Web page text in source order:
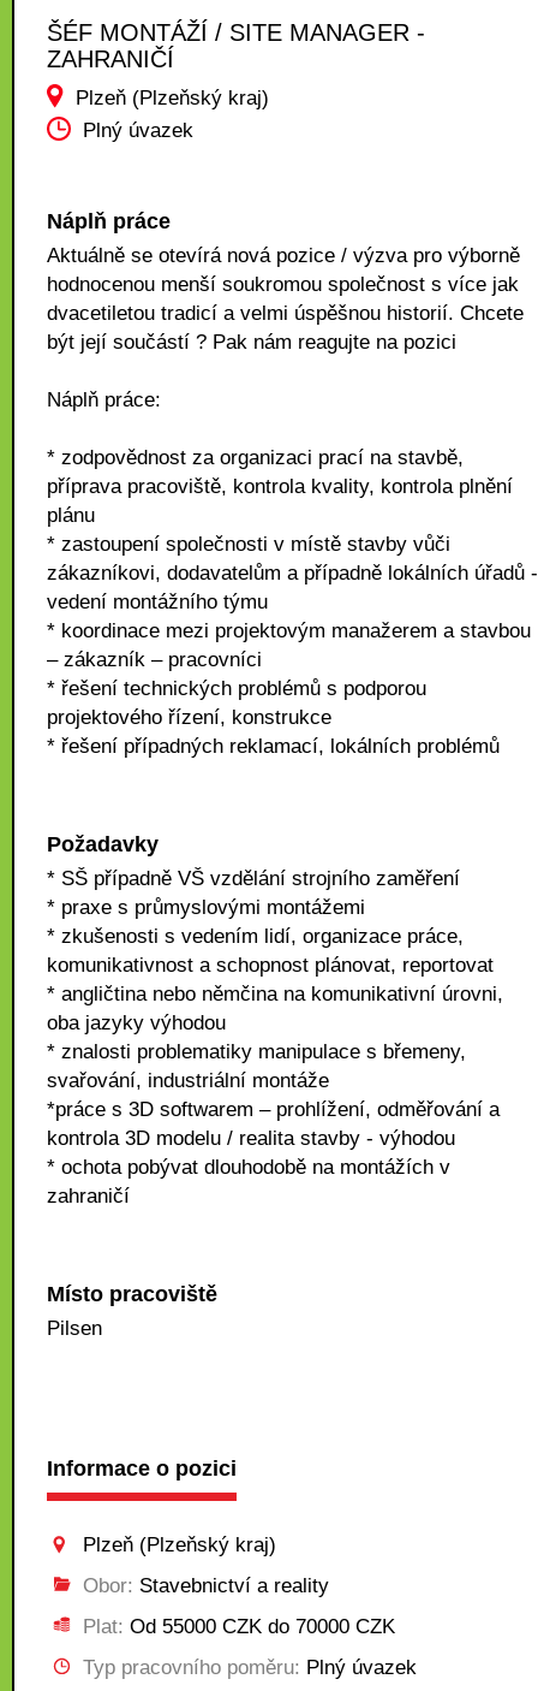
ŠÉF MONTÁŽÍ / SITE MANAGER -
ZAHRANIČÍ
Plzeň (Plzeňský kraj)
Plný úvazek
Náplň práce
Aktuálně se otevírá nová pozice / výzva pro výborně
hodnocenou menší soukromou společnost s více jak
dvacetiletou tradicí a velmi úspěšnou historií. Chcete
být její součástí ? Pak nám reagujte na pozici
Náplň práce:
* zodpovědnost za organizaci prací na stavbě,
příprava pracoviště, kontrola kvality, kontrola plnění
plánu
* zastoupení společnosti v místě stavby vůči
zákazníkovi, dodavatelům a případně lokálních úřadů -
vedení montážního týmu
* koordinace mezi projektovým manažerem a stavbou
– zákazník – pracovníci
* řešení technických problémů s podporou
projektového řízení, konstrukce
* řešení případných reklamací, lokálních problémů
Požadavky
* SŠ případně VŠ vzdělání strojního zaměření
* praxe s průmyslovými montážemi
* zkušenosti s vedením lidí, organizace práce,
komunikativnost a schopnost plánovat, reportovat
* angličtina nebo němčina na komunikativní úrovni,
oba jazyky výhodou
* znalosti problematiky manipulace s břemeny,
svařování, industriální montáže
*práce s 3D softwarem – prohlížení, odměřování a
kontrola 3D modelu / realita stavby - výhodou
* ochota pobývat dlouhodobě na montážích v
zahraničí
Místo pracoviště
Pilsen
Informace o pozici
Plzeň (Plzeňský kraj)
Obor: Stavebnictví a reality
Plat: Od 55000 CZK do 70000 CZK
Typ pracovního poměru: Plný úvazek